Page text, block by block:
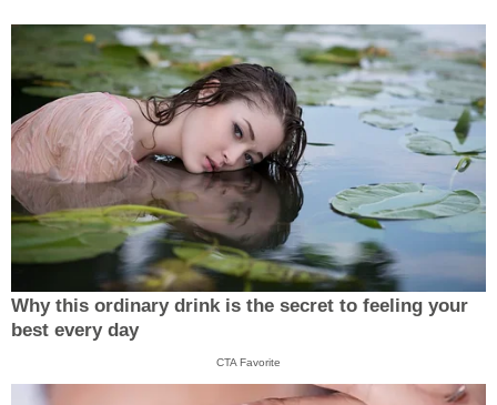
Why this ordinary drink is the secret to feeling your
best every day
CTA Favorite